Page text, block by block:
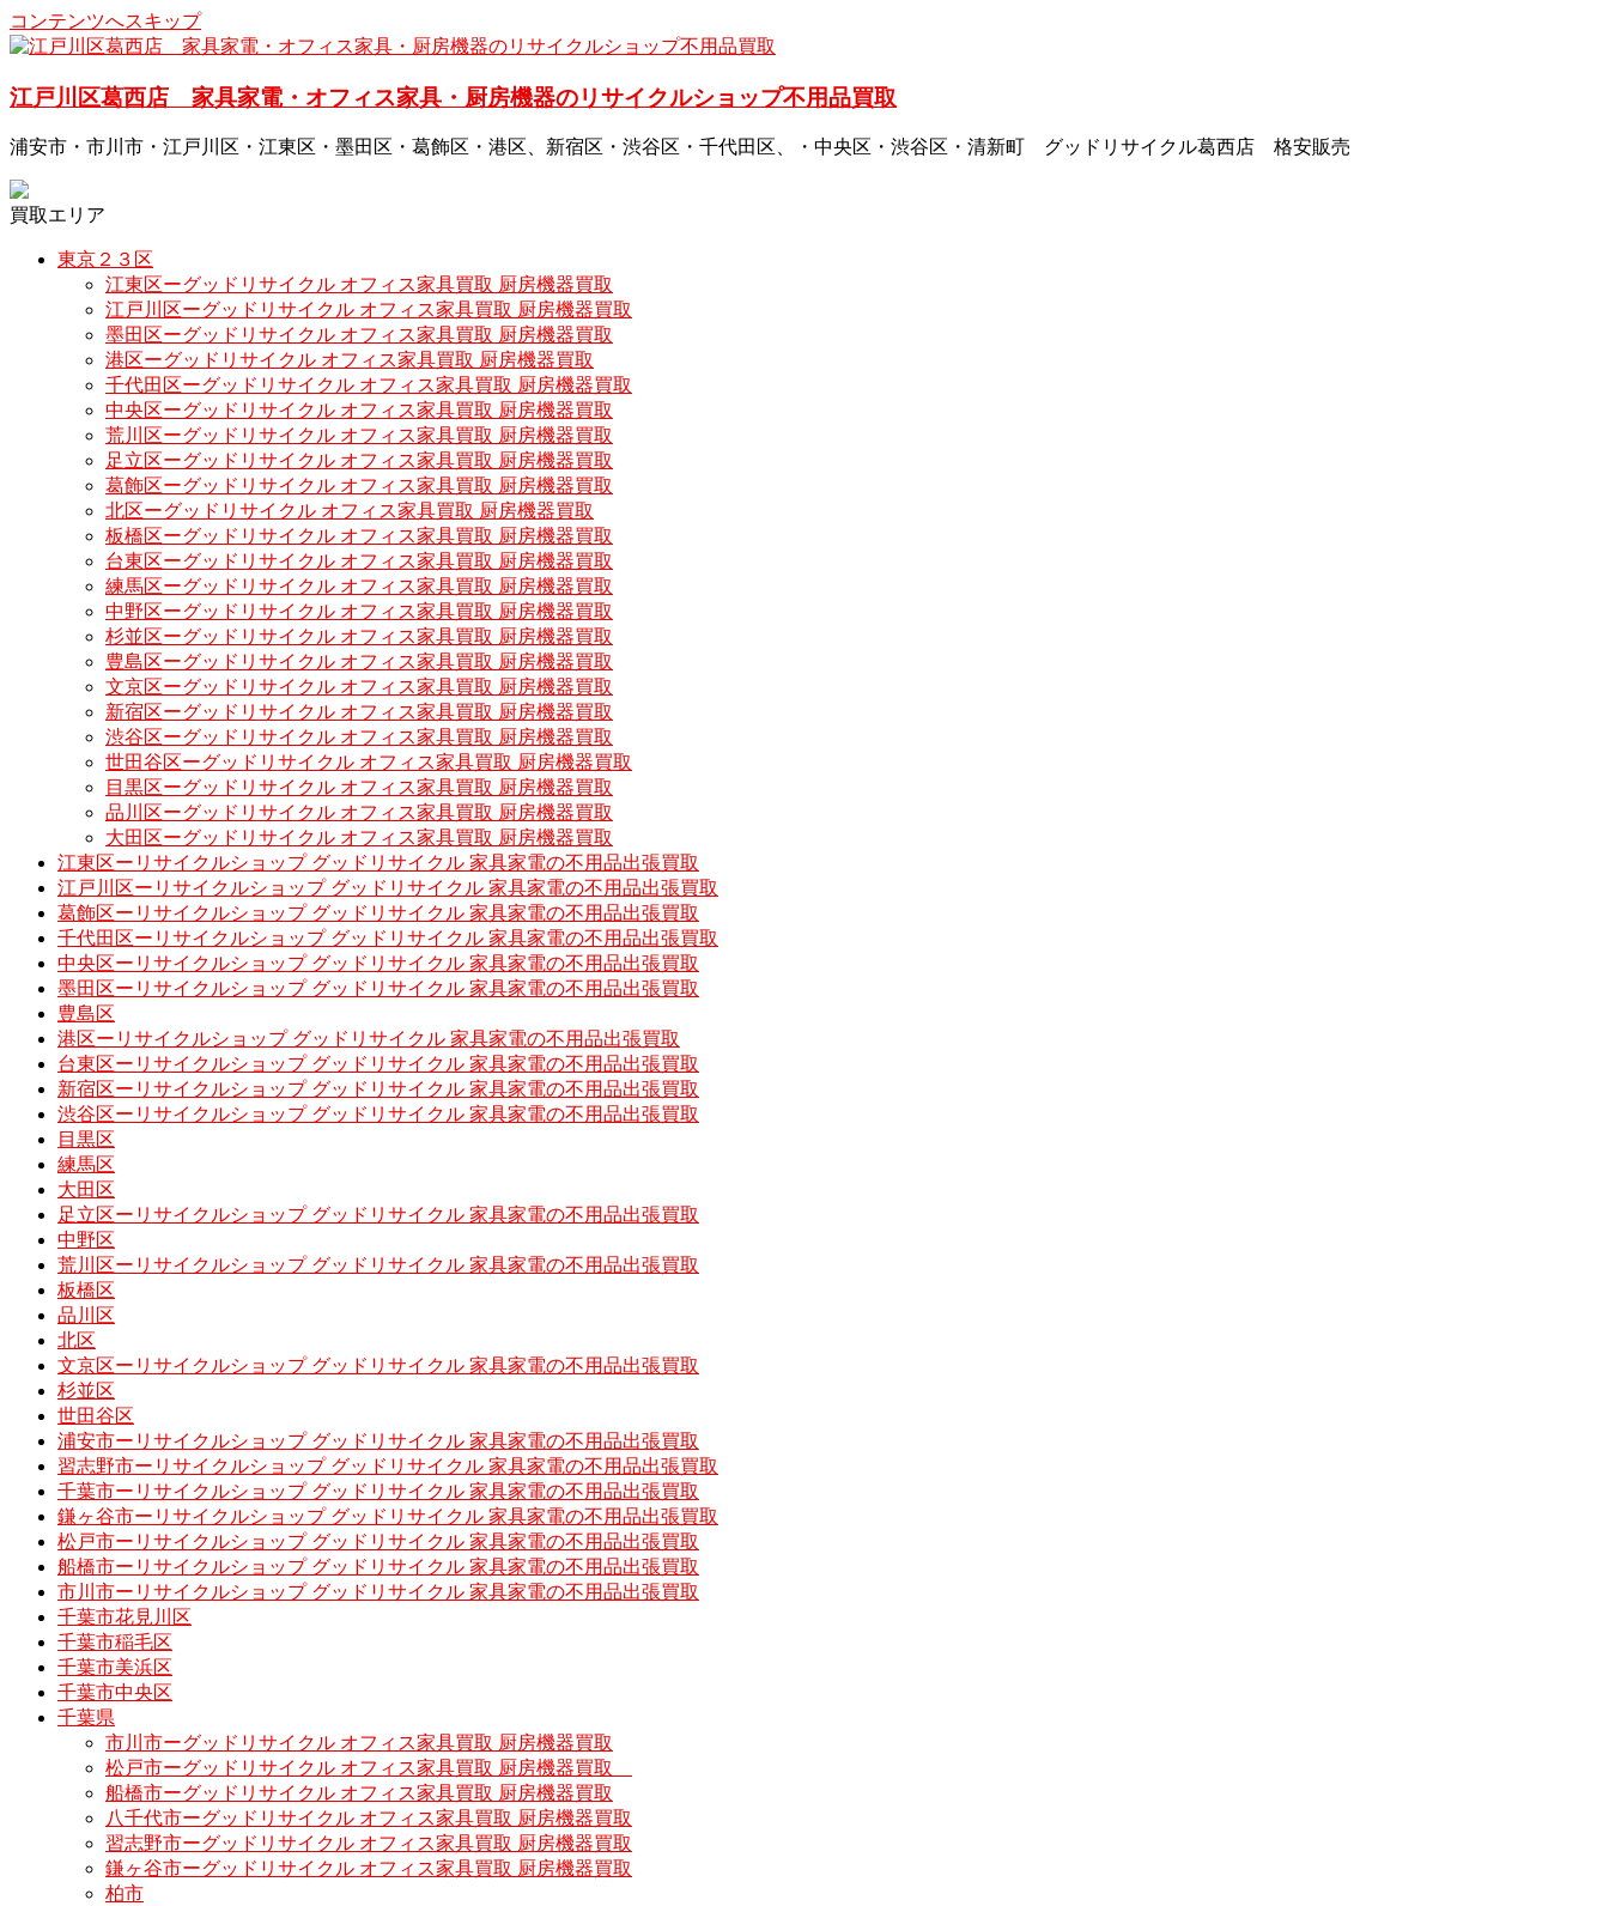
コンテンツへスキップ
江戸川区葛西店 家具家電・オフィス家具・厨房機器のリサイクルショップ不用品買取
浦安市・市川市・江戸川区・江東区・墨田区・葛飾区・港区、新宿区・渋谷区・千代田区、・中央区・渋谷区・清新町 グッドリサイクル葛西店 格安販売
買取エリア
東京２３区
江東区ーグッドリサイクル オフィス家具買取 厨房機器買取
江戸川区ーグッドリサイクル オフィス家具買取 厨房機器買取
墨田区ーグッドリサイクル オフィス家具買取 厨房機器買取
港区ーグッドリサイクル オフィス家具買取 厨房機器買取
千代田区ーグッドリサイクル オフィス家具買取 厨房機器買取
中央区ーグッドリサイクル オフィス家具買取 厨房機器買取
荒川区ーグッドリサイクル オフィス家具買取 厨房機器買取
足立区ーグッドリサイクル オフィス家具買取 厨房機器買取
葛飾区ーグッドリサイクル オフィス家具買取 厨房機器買取
北区ーグッドリサイクル オフィス家具買取 厨房機器買取
板橋区ーグッドリサイクル オフィス家具買取 厨房機器買取
台東区ーグッドリサイクル オフィス家具買取 厨房機器買取
練馬区ーグッドリサイクル オフィス家具買取 厨房機器買取
中野区ーグッドリサイクル オフィス家具買取 厨房機器買取
杉並区ーグッドリサイクル オフィス家具買取 厨房機器買取
豊島区ーグッドリサイクル オフィス家具買取 厨房機器買取
文京区ーグッドリサイクル オフィス家具買取 厨房機器買取
新宿区ーグッドリサイクル オフィス家具買取 厨房機器買取
渋谷区ーグッドリサイクル オフィス家具買取 厨房機器買取
世田谷区ーグッドリサイクル オフィス家具買取 厨房機器買取
目黒区ーグッドリサイクル オフィス家具買取 厨房機器買取
品川区ーグッドリサイクル オフィス家具買取 厨房機器買取
大田区ーグッドリサイクル オフィス家具買取 厨房機器買取
江東区ーリサイクルショップ グッドリサイクル 家具家電の不用品出張買取
江戸川区ーリサイクルショップ グッドリサイクル 家具家電の不用品出張買取
葛飾区ーリサイクルショップ グッドリサイクル 家具家電の不用品出張買取
千代田区ーリサイクルショップ グッドリサイクル 家具家電の不用品出張買取
中央区ーリサイクルショップ グッドリサイクル 家具家電の不用品出張買取
墨田区ーリサイクルショップ グッドリサイクル 家具家電の不用品出張買取
豊島区
港区ーリサイクルショップ グッドリサイクル 家具家電の不用品出張買取
台東区ーリサイクルショップ グッドリサイクル 家具家電の不用品出張買取
新宿区ーリサイクルショップ グッドリサイクル 家具家電の不用品出張買取
渋谷区ーリサイクルショップ グッドリサイクル 家具家電の不用品出張買取
目黒区
練馬区
大田区
足立区ーリサイクルショップ グッドリサイクル 家具家電の不用品出張買取
中野区
荒川区ーリサイクルショップ グッドリサイクル 家具家電の不用品出張買取
板橋区
品川区
北区
文京区ーリサイクルショップ グッドリサイクル 家具家電の不用品出張買取
杉並区
世田谷区
浦安市ーリサイクルショップ グッドリサイクル 家具家電の不用品出張買取
習志野市ーリサイクルショップ グッドリサイクル 家具家電の不用品出張買取
千葉市ーリサイクルショップ グッドリサイクル 家具家電の不用品出張買取
鎌ヶ谷市ーリサイクルショップ グッドリサイクル 家具家電の不用品出張買取
松戸市ーリサイクルショップ グッドリサイクル 家具家電の不用品出張買取
船橋市ーリサイクルショップ グッドリサイクル 家具家電の不用品出張買取
市川市ーリサイクルショップ グッドリサイクル 家具家電の不用品出張買取
千葉市花見川区
千葉市稲毛区
千葉市美浜区
千葉市中央区
千葉県
市川市ーグッドリサイクル オフィス家具買取 厨房機器買取
松戸市ーグッドリサイクル オフィス家具買取 厨房機器買取
船橋市ーグッドリサイクル オフィス家具買取 厨房機器買取
八千代市ーグッドリサイクル オフィス家具買取 厨房機器買取
習志野市ーグッドリサイクル オフィス家具買取 厨房機器買取
鎌ヶ谷市ーグッドリサイクル オフィス家具買取 厨房機器買取
柏市